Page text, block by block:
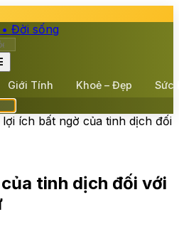
Đời sống
Giới Tính Khoẻ – Đẹp Sức
lợi ích bất ngờ của tinh dịch đối
tinh dịch đối với